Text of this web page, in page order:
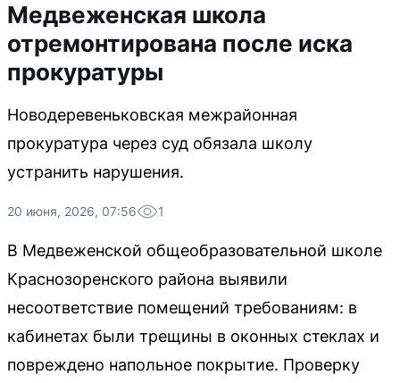
Медвеженская школа
отремонтирована после иска
прокуратуры
Новодеревеньковская межрайонная
прокуратура через суд обязала школу
устранить нарушения.
20 июня, 2026, 07:56 1
В Медвеженской общеобразовательной школе
Краснозоренского района выявили
несоответствие помещений требованиям: в
кабинетах были трещины в оконных стеклах и
повреждено напольное покрытие. Проверку